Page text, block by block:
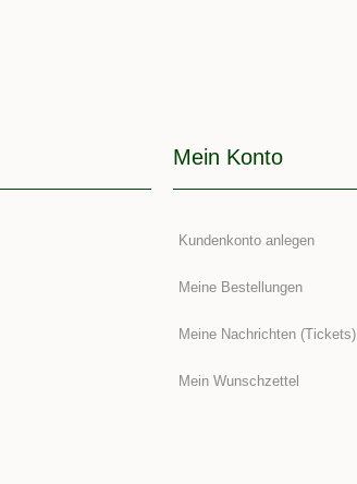
Mein Konto
Kundenkonto anlegen
Meine Bestellungen
Meine Nachrichten (Tickets)
Mein Wunschzettel